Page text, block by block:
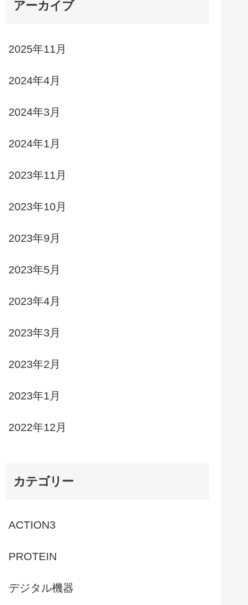
アーカイブ
2025年11月
2024年4月
2024年3月
2024年1月
2023年11月
2023年10月
2023年9月
2023年5月
2023年4月
2023年3月
2023年2月
2023年1月
2022年12月
カテゴリー
ACTION3
PROTEIN
デジタル機器